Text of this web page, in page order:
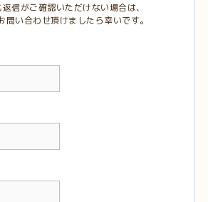
信がご確認いただけない場合は、
問い合わせ頂けましたら幸いです。